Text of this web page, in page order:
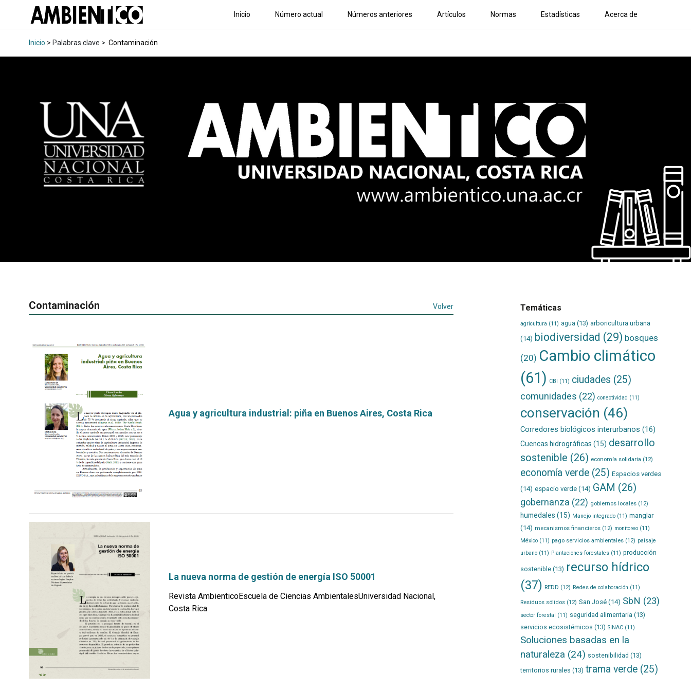
Inicio Número actual Números anteriores Artículos Normas Estadísticas Acerca de
Inicio > Palabras clave > Contaminación
Contaminación Volver
Agua y agricultura industrial: piña en Buenos Aires, Costa Rica
La nueva norma de gestión de energía ISO 50001
Revista AmbienticoEscuela de Ciencias AmbientalesUniversidad Nacional,
Costa Rica
Temáticas
agricultura (11) agua (13) arboricultura urbana
(14) biodiversidad (29) bosques
(20) Cambio climático
(61) CBI (11) ciudades (25)
comunidades (22) conectividad (11)
conservación (46)
Corredores biológicos interurbanos (16)
Cuencas hidrográficas (15) desarrollo
sostenible (26) economía solidaria (12)
economía verde(25) Espacios verdes
(14) espacio verde(14) GAM (26)
gobernanza (22) gobiernos locales(12)
humedales (15) Manejo integrado(11) manglar
(14) mecanismos financieros(12) monitoreo(11)
México(11) pago servicios ambientales(12) paisaje
urbano(11) Plantaciones forestales(11) producción
sostenible(13) recurso hídrico
(37) REDD (12) Redes de colaboración (11)
Residuos sólidos(12) San José(14) SbN (23)
sector forestal (11) seguridad alimentaria (13)
servicios ecosistémicos (13) SINAC(11)
Soluciones basadas en la
naturaleza (24) sostenibilidad (13)
territorios rurales (13) trama verde(25)